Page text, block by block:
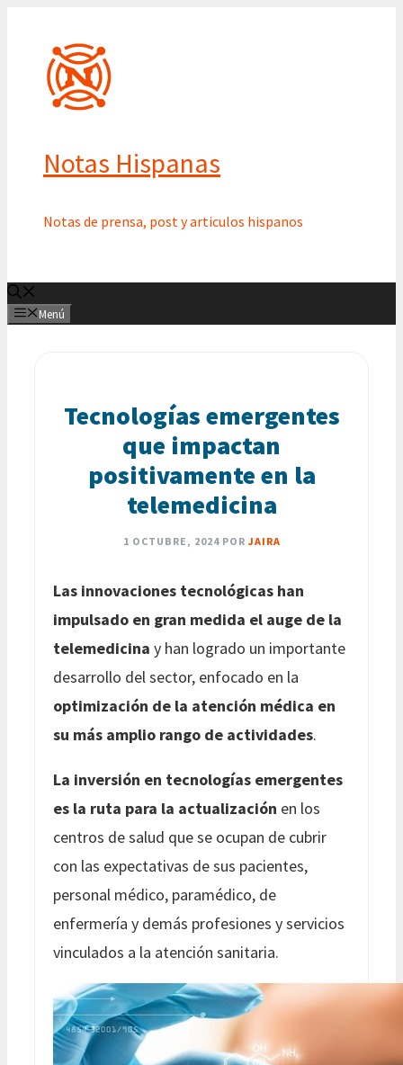
contenido
Notas Hispanas
Notas de prensa, post y articulos hispanos
Menú
Tecnologías emergentes
que impactan
positivamente en la
telemedicina
1 OCTUBRE, 2024 POR JAIRA
Las innovaciones tecnológicas han
impulsado en gran medida el auge de la
telemedicina y han logrado un importante
desarrollo del sector, enfocado en la
optimización de la atención médica en
su más amplio rango de actividades.
La inversión en tecnologías emergentes
es la ruta para la actualización en los
centros de salud que se ocupan de cubrir
con las expectativas de sus pacientes,
personal médico, paramédico, de
enfermería y demás profesiones y servicios
vinculados a la atención sanitaria.